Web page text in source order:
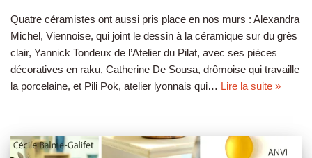
Quatre céramistes ont aussi pris place en nos murs : Alexandra
Michel, Viennoise, qui joint le dessin à la céramique sur du grès
clair, Yannick Tondeux de l’Atelier du Pilat, avec ses pièces
décoratives en raku, Catherine De Sousa, drômoise qui travaille
la porcelaine, et Pili Pok, atelier lyonnais qui… Lire la suite »